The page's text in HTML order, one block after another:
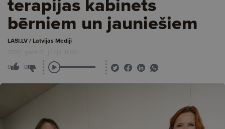
bērniem un jauniešiem
LASI.LV / Latvijas Mediji
2026. gada 01. jūnijs, 11:00
0 0